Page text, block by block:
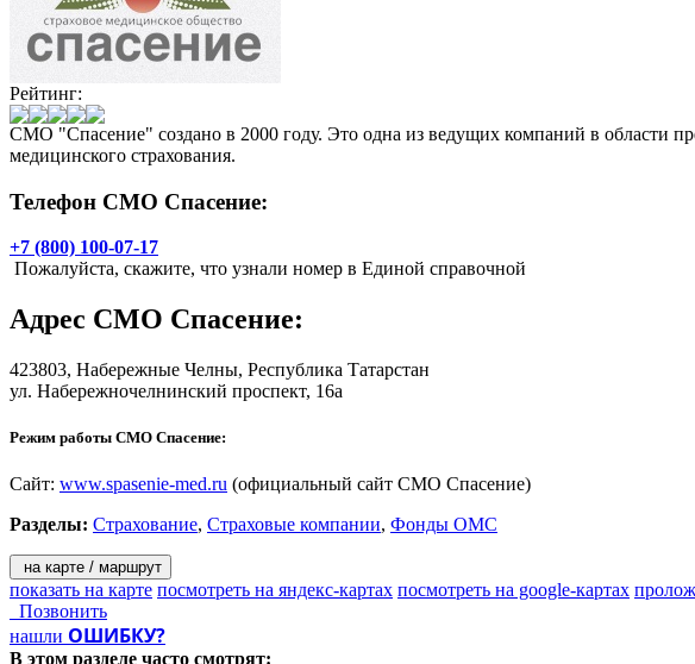
Рейтинг:
СМО "Спасение" создано в 2000 году. Это одна из ведущих компаний в области
медицинского страхования.
Телефон СМО Спасение:
+7 (800) 100-07-17
Пожалуйста, скажите, что узнали номер в Единой справочной
Адрес СМО Спасение:
423803, Набережные Челны, Республика Татарстан
ул. Набережночелнинский проспект, 16а
Режим работы СМО Спасение:
Сайт: www.spasenie-med.ru (официальный сайт СМО Спасение)
Разделы: Страхование, Страховые компании, Фонды ОМС
на карте / маршрут
показать на карте посмотреть на яндекс-картах посмотреть на google-картах
Позвонить
нашли ОШИБКУ?
В этом разделе часто смотрят: